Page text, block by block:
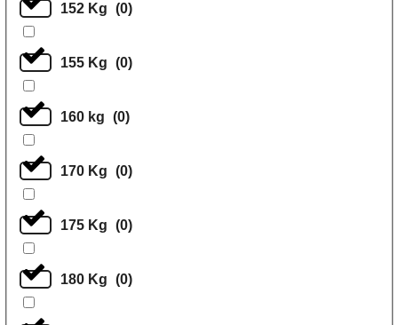
152 Kg (0)
155 Kg (0)
160 kg (0)
170 Kg (0)
175 Kg (0)
180 Kg (0)